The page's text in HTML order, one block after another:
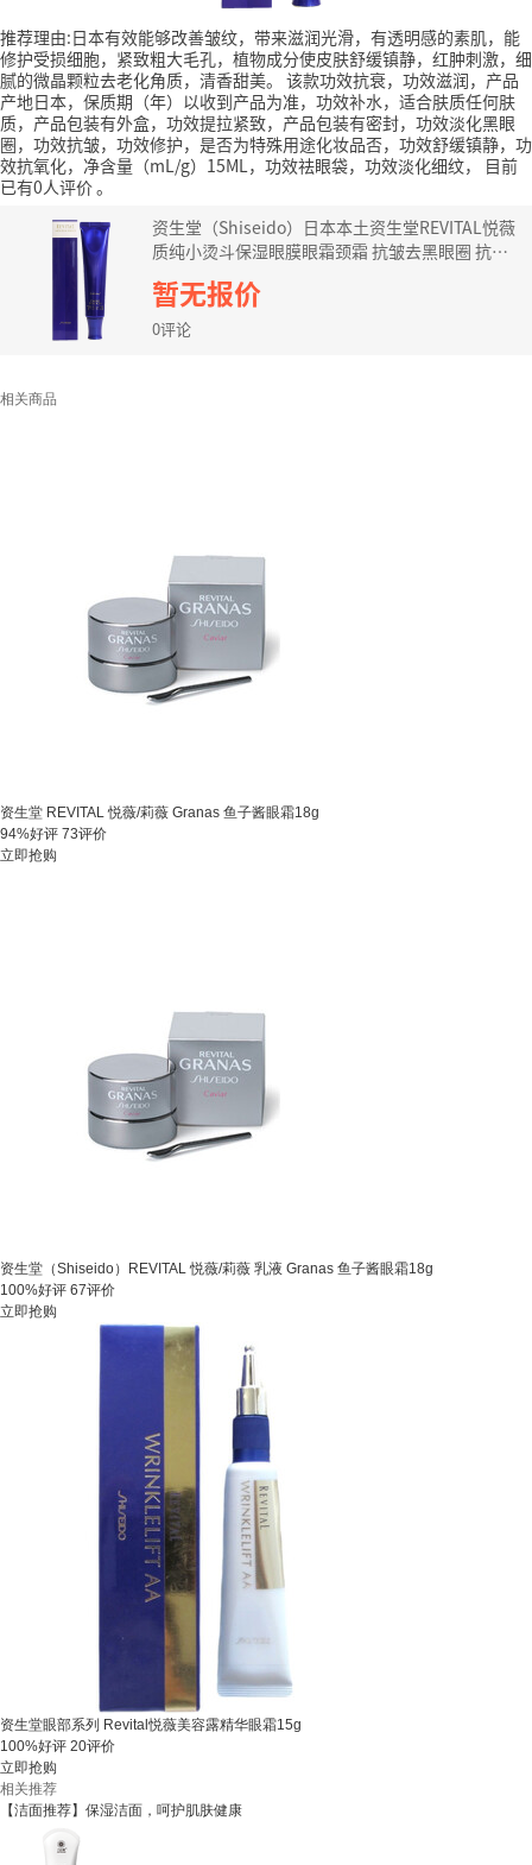
推荐理由:日本有效能够改善皱纹，带来滋润光滑，有透明感的素肌，能
修护受损细胞，紧致粗大毛孔，植物成分使皮肤舒缓镇静，红肿刺激，细
腻的微晶颗粒去老化角质，清香甜美。 该款功效抗衰，功效滋润，产品
产地日本，保质期（年）以收到产品为准，功效补水，适合肤质任何肤
质，产品包装有外盒，功效提拉紧致，产品包装有密封，功效淡化黑眼
圈，功效抗皱，功效修护，是否为特殊用途化妆品否，功效舒缓镇静，功
效抗氧化，净含量（mL/g）15ML，功效祛眼袋，功效淡化细纹，
目前
已有0人评价。
资生堂（Shiseido）日本本土资生堂REVITAL悦薇
质纯小烫斗保湿眼膜眼霜颈霜 抗皱去黑眼圈 抗皱
精华颈霜 75g
暂无报价
0评论
相关商品
资生堂 REVITAL 悦薇/莉薇 Granas 鱼子酱眼霜18g
94%好评 73评价
立即抢购
资生堂（Shiseido）REVITAL 悦薇/莉薇 乳液 Granas 鱼子酱眼霜18g
100%好评 67评价
立即抢购
资生堂眼部系列 Revital悦薇美容露精华眼霜15g
100%好评 20评价
立即抢购
相关推荐
【洁面推荐】保湿洁面，呵护肌肤健康